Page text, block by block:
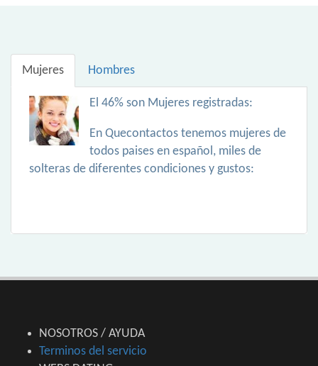
Mujeres Hombres
El 46% son Mujeres registradas:
En Quecontactos tenemos mujeres de
todos paises en español, miles de
solteras de diferentes condiciones y gustos:
NOSOTROS / AYUDA
Terminos del servicio